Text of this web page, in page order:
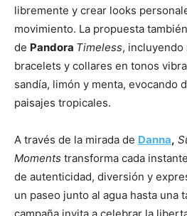
libremente y crear looks
movimiento. La propuesta
de Pandora Timeless,
bracelets y collares en tonos
sandía, limón y menta, evocando
paisajes tropicales. ​
A través de la mirada de Danna,
Moments transforma cada
de autenticidad, diversión y
un paseo junto al agua hasta una